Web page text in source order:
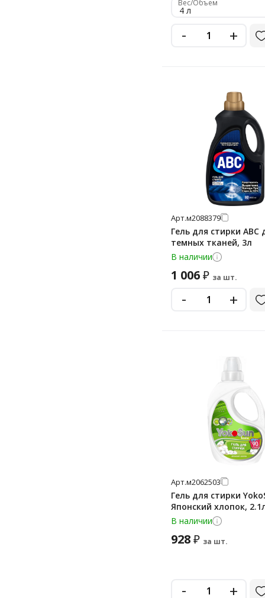
Вес/Объем
4 л
- +
Арт.м2088379
Гель для стирки ABC
темных тканей, 3л
В наличии
1 006₽ за шт.
- +
Арт.м2062503
Гель для стирки
Японский хлопок,
В наличии
928₽ за шт.
- +